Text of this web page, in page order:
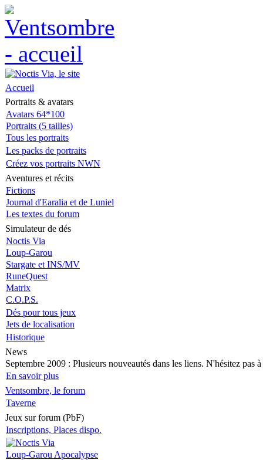
Accueil
Portraits & avatars
Avatars 64*100
Portraits (5 tailles)
Tous les portraits
Les packs de portraits
Créez vos portraits NWN
Aventures et récits
Fictions
Journal d'Earalia et de Luniel
Les textes du forum
Simulateur de dés
Noctis Via
Loup-Garou
Stargate et INS/MV
RuneQuest
Matrix
C.O.P.S.
Dés pour tous jeux
Jets de localisation
Historique
News
Septembre 2009 : Plusieurs nouveautés dans les liens. N'hésitez pas
En savoir plus
Ventsombre, le forum
Taverne
Jeux sur forum (PbF)
Inscriptions, Places dispo.
Loup-Garou Apocalypse